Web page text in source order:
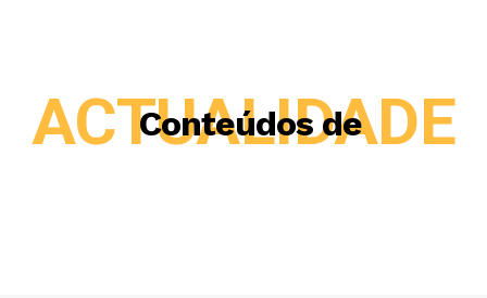
Conteúdos de
ACTUALIDADE